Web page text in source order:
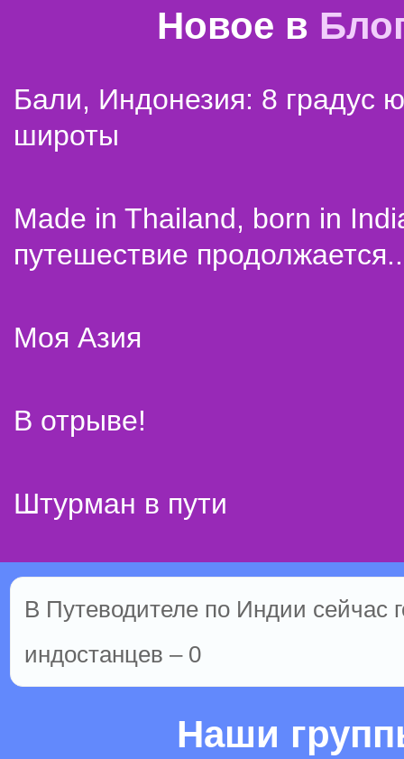
Новое в
Бали, Индонезия: 8 градус
широты
Made in Thailand, born in
путешествие
Моя Азия
В отрыве!
Штурман в пути
В Путеводителе по Индии сейчас
индостанцев – 0
Наши